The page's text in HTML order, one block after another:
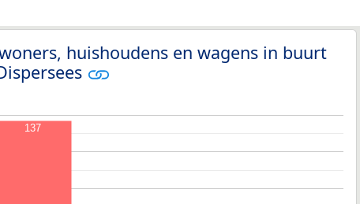
huishoudens en wagens in buurt
137